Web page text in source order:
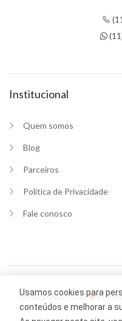
Institucional
Quem somos
Blog
Parceiros
Política de Privacidade
Fale conosco
Desenvolvido com por
Usamos cookies para
conteúdos e melhorar a